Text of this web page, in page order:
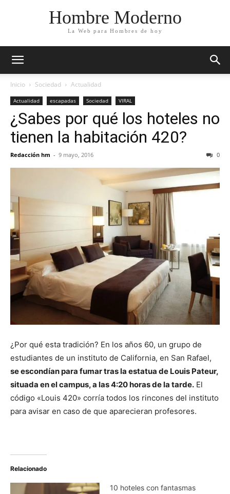
Hombre Moderno
La Web para Hombres de hoy
Inicio Sociedad Actualidad
Actualidad escapadas Sociedad VIRAL
¿Sabes por qué los hoteles no
tienen la habitación 420?
Redacción hm - 9 mayo, 2016 0
¿Por qué esta tradición? En los años 60, un grupo de
estudiantes de un instituto de California, en San Rafael,
se escondían para fumar tras la estatua de Louis Pateur,
situada en el campus, a las 4:20 horas de la tarde. El
código «Louis 420» corría todos los rincones del instituto
para avisar en caso de que aparecieran profesores.
Relacionado
10 hoteles con fantasmas